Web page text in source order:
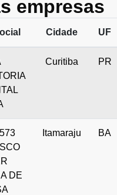
empresas
Cidade UF
Curitiba PR
DE
Itamaraju BA